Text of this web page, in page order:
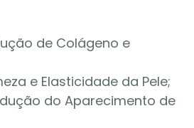
de Colágeno e
e Elasticidade da Pele;
do Aparecimento de